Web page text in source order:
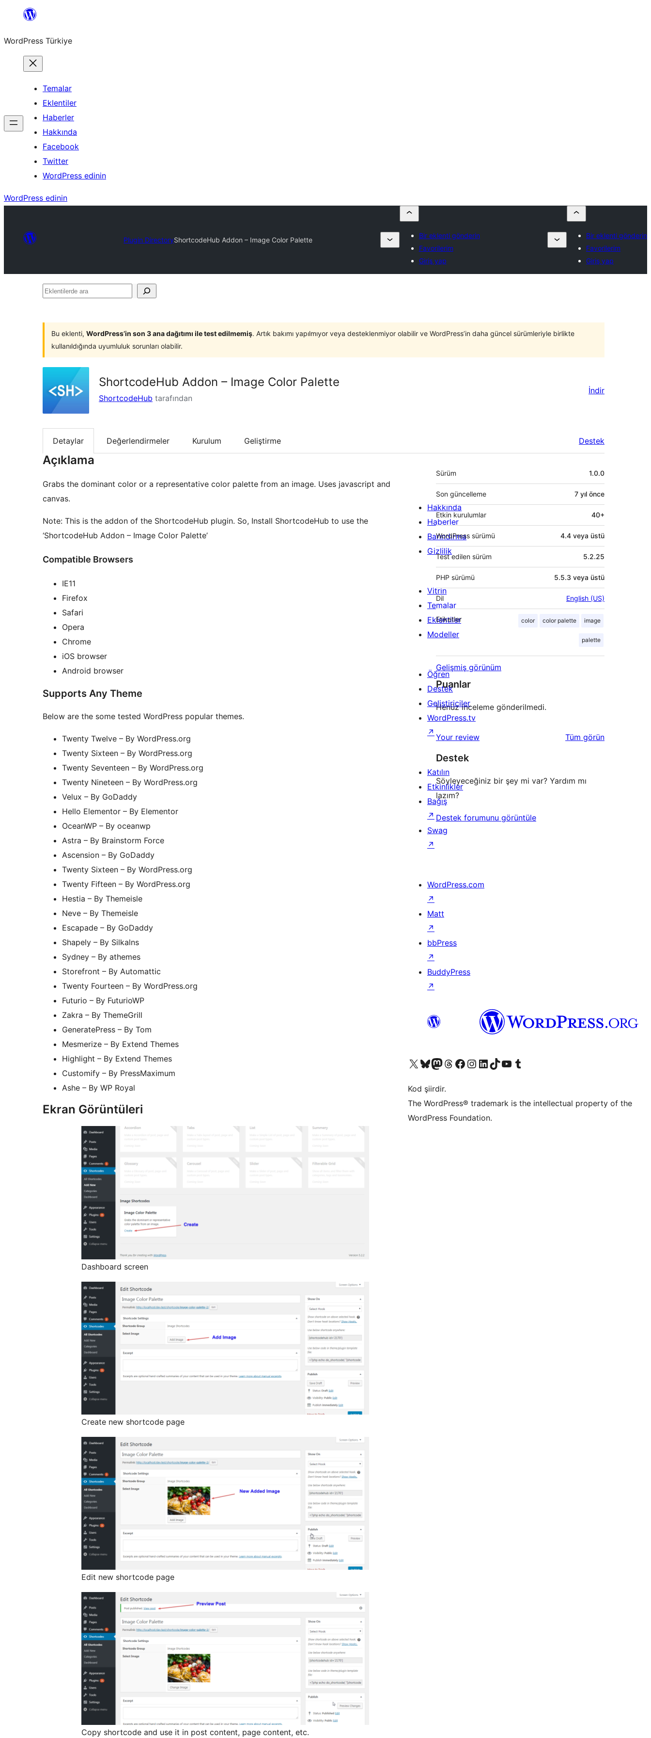
İçeriğe
WordPress Türkiye
Temalar
Eklentiler
Haberler
Hakkında
Facebook
Twitter
WordPress edinin
WordPress edinin
Plugin DirectoryShortcodeHub Addon – Image Color Palette
Bir eklenti gönderin
Favorilerim
Giriş yap
Bir eklenti gönderin
Favorilerim
Giriş yap
Eklentilerde
Bu eklenti, WordPress’in son 3 ana dağıtımı ile test edilmemiş. Artık bakımı yapılmıyor veya desteklenmiyor olabilir ve WordPress’in daha güncel sürümleriyle birlikte
kullanıldığında uyumluluk sorunları olabilir.
ShortcodeHub Addon – Image Color Palette
ShortcodeHub tarafından
İndir
Detaylar Değerlendirmeler Kurulum Geliştirme Destek
Açıklama
Grabs the dominant color or a representative color palette from an image. Uses javascript and
canvas.
Note: This is the addon of the ShortcodeHub plugin. So, Install ShortcodeHub to use the
‘ShortcodeHub Addon – Image Color Palette’
Compatible Browsers
IE11
Firefox
Safari
Opera
Chrome
iOS browser
Android browser
Supports Any Theme
Below are the some tested WordPress popular themes.
Twenty Twelve – By WordPress.org
Twenty Sixteen – By WordPress.org
Twenty Seventeen – By WordPress.org
Twenty Nineteen – By WordPress.org
Velux – By GoDaddy
Hello Elementor – By Elementor
OceanWP – By oceanwp
Astra – By Brainstorm Force
Ascension – By GoDaddy
Twenty Sixteen – By WordPress.org
Twenty Fifteen – By WordPress.org
Hestia – By Themeisle
Neve – By Themeisle
Escapade – By GoDaddy
Shapely – By Silkalns
Sydney – By athemes
Storefront – By Automattic
Twenty Fourteen – By WordPress.org
Futurio – By FuturioWP
Zakra – By ThemeGrill
GeneratePress – By Tom
Mesmerize – By Extend Themes
Highlight – By Extend Themes
Customify – By PressMaximum
Ashe – By WP Royal
Ekran Görüntüleri
Dashboard screen
Create new shortcode page
Edit new shortcode page
Copy shortcode and use it in post content, page content, etc.
Meta
Sürüm 1.0.0
Son güncelleme 7 yıl önce
Etkin kurulumlar 40+
WordPress sürümü 4.4 veya üstü
Test edilen sürüm 5.2.25
PHP sürümü 5.5.3 veya üstü
Dil English (US)
Etiketler color color palette image
palette
Gelişmiş görünüm
Puanlar
Henüz inceleme gönderilmedi.
Your review Tüm değerlendirmeleri
görün
Destek
Söyleyeceğiniz bir şey mi var? Yardım mı
lazım?
Destek forumunu görüntüle
Hakkında
Haberler
Barındırma
Gizlilik
Vitrin
Temalar
Eklentiler
Modeller
Öğren
Destek
Geliştiriciler
WordPress.tv
↗
Katılın
Etkinlikler
Bağış
↗
Swag
↗
WordPress.com
↗
Matt
↗
bbPress
↗
BuddyPress
↗
X (eski Twitter) hesabımıza bakın
Bluesky hesabımızı ziyaret edinMastodon hesabımızı ziyaret edinThreads hesabımızı ziyaret edinFacebook sayfamızı ziyaret edinInstagram hesabımızı ziyaret edinLinkedIn hesabımızı ziyaret edinTikTok hesabımızı ziyaret edinYouTube kanalımızı ziyaret edinTumblr hesabımızı ziyaret edin
Kod şiirdir.
The WordPress® trademark is the intellectual property of the
WordPress Foundation.